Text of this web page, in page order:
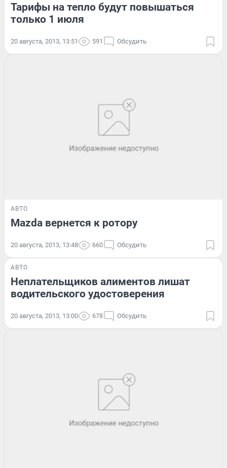
Тарифы на тепло будут повышаться
только 1 июля
20 августа, 2013, 13:51 591 Обсудить
АВТО
Mazda вернется к ротору
20 августа, 2013, 13:48 660 Обсудить
АВТО
Неплательщиков алиментов лишат
водительского удостоверения
20 августа, 2013, 13:00 678 Обсудить